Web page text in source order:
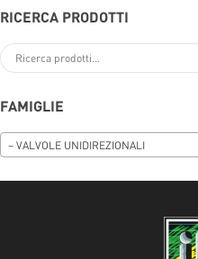
RICERCA PRODOTTI
FAMIGLIE
– VALVOLE UNIDIREZIONALI